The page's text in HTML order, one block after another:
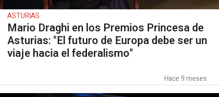
ASTURIAS
Mario Draghi en los Premios Princesa de
Asturias: "El futuro de Europa debe ser un
viaje hacia el federalismo"
Hace 9 meses